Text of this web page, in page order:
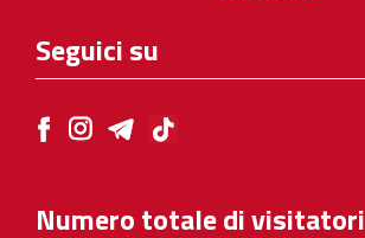
Seguici su
Numero totale di visitatori